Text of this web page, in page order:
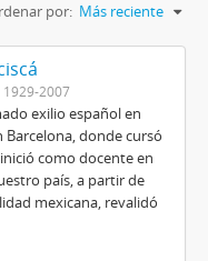
por: Más reciente
1929-2007
exilio español en
Barcelona, donde cursó
como docente en
país, a partir de
mexicana, revalidó